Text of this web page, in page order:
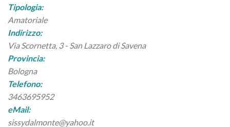
Tipologia:
Amatoriale
Indirizzo:
Via Scornetta, 3 - San Lazzaro di Savena
Provincia:
Bologna
Telefono:
3463695952
eMail:
sissydalmonte@yahoo.it